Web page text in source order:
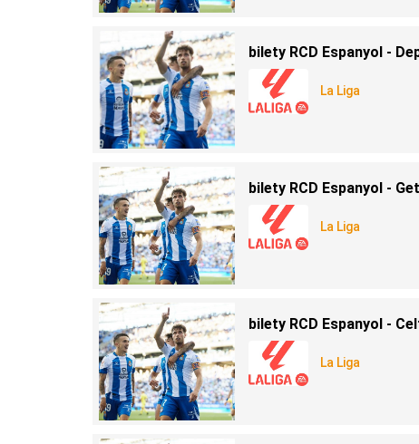
bilety RCD Espanyol -
La Liga
bilety RCD Espanyol -
La Liga
bilety RCD Espanyol -
La Liga